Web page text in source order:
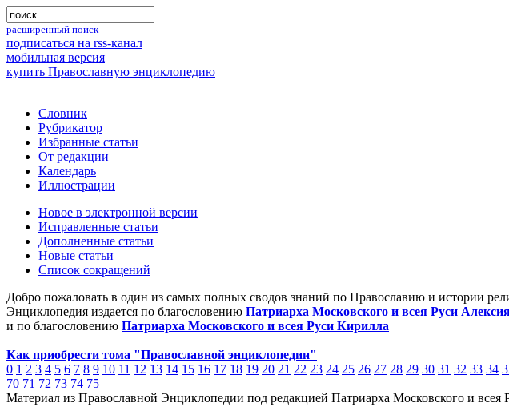
расширенный поиск
подписаться на rss-канал
мобильная версия
купить Православную энциклопедию
Словник
Рубрикатор
Избранные статьи
От редакции
Календарь
Иллюстрации
Новое в электронной версии
Исправленные статьи
Дополненные статьи
Новые статьи
Список сокращений
Добро пожаловать в один из самых полных сводов знаний по Православию и истории
Энциклопедия издается по благословению Патриарха Московского и всея Руси
и по благословению Патриарха Московского и всея Руси Кирилла
Как приобрести тома "Православной энциклопедии"
0 1 2 3 4 5 6 7 8 9 10 11 12 13 14 15 16 17 18 19 20 21 22 23 24 25 26 27 28 29 30 31 32 33 34
70 71 72 73 74 75
Материал из Православной Энциклопедии под редакцией Патриарха Московского и всея